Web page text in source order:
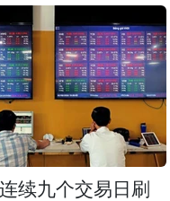
续九个交易日刷